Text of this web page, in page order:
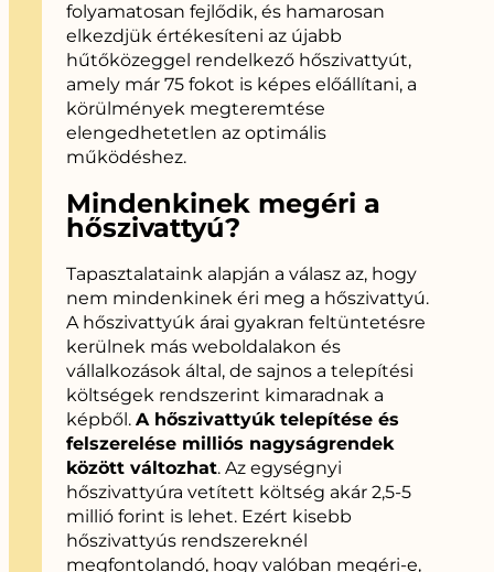
folyamatosan fejlődik, és hamarosan
elkezdjük értékesíteni az újabb
hűtőközeggel rendelkező hőszivattyút,
amely már 75 fokot is képes előállítani, a
körülmények megteremtése
elengedhetetlen az optimális
működéshez.
Mindenkinek megéri a
hőszivattyú?
Tapasztalataink alapján a válasz az, hogy
nem mindenkinek éri meg a hőszivattyú.
A hőszivattyúk árai gyakran feltüntetésre
kerülnek más weboldalakon és
vállalkozások által, de sajnos a telepítési
költségek rendszerint kimaradnak a
képből.A hőszivattyúk telepítése és
felszerelése milliós nagyságrendek
között változhat. Az egységnyi
hőszivattyúra vetített költség akár 2,5-5
millió forint is lehet. Ezért kisebb
hőszivattyús rendszereknél
megfontolandó, hogy valóban megéri-e,